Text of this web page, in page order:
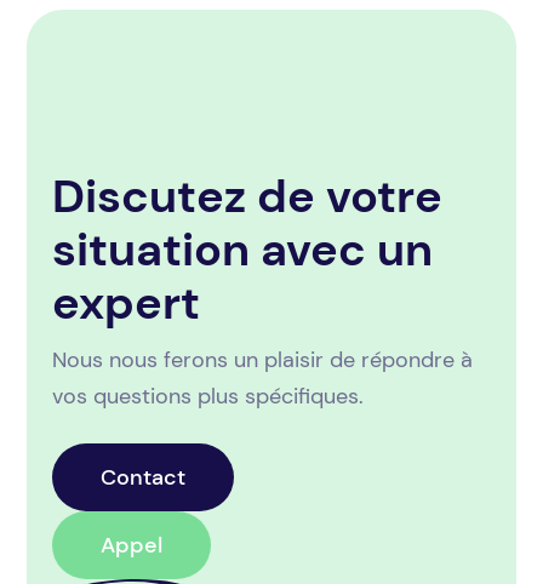
Discutez de votre
situation avec un
expert
Nous nous ferons un plaisir de répondre à
vos questions plus spécifiques.
Contact
Appel